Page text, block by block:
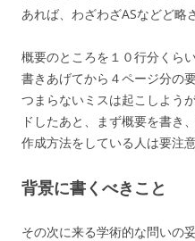
あれば、わざわざASなどど略
概要のところを１０行分くら
書きあげてから４ページ分の
つまらないミスは起こしよう
ドしたあと、まず概要を書き
作成方法をしている人は要注意
背景に書くべきこと
その次に来る学術的な問いの